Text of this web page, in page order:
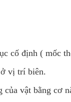
cố định ( mốc
ở vị trí biên.
vật bằng cơ